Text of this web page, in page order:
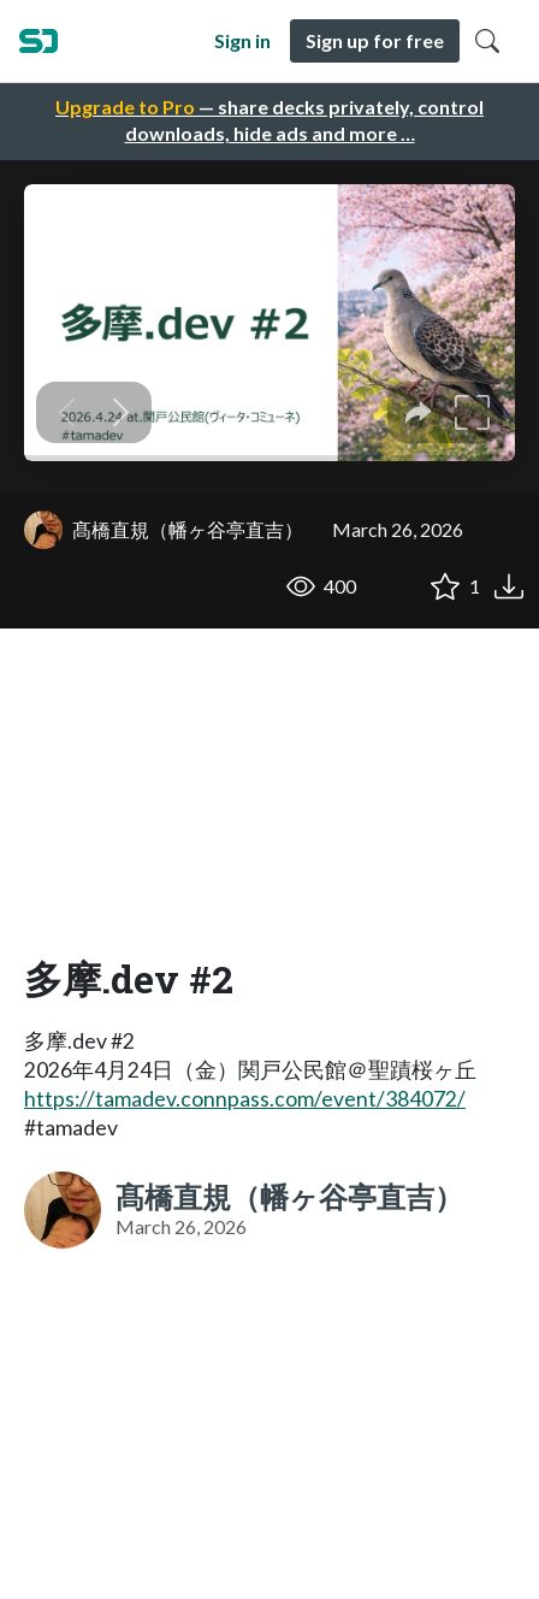
Upgrade to Pro — share decks privately, control
downloads, hide ads and more …
Sign in Sign up for free
髙橋直規（幡ヶ谷亭直吉） March 26, 2026
400 1
多摩.dev #2
多摩.dev #2
2026年4月24日（金）関戸公民館＠聖蹟桜ヶ丘
https://tamadev.connpass.com/event/384072/
#tamadev
髙橋直規（幡ヶ谷亭直吉）
March 26, 2026